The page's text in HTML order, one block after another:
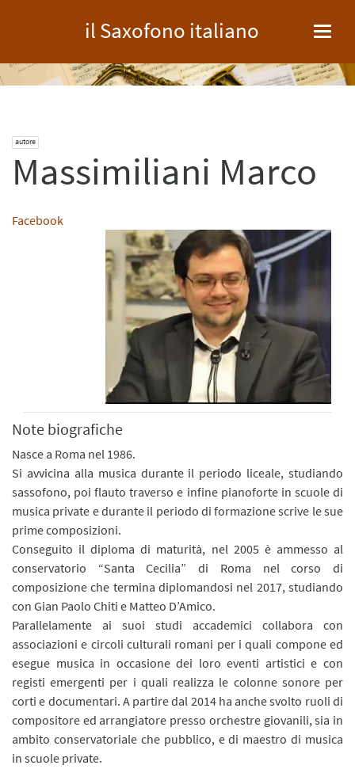
il Saxofono italiano
autore
Massimiliani Marco
Facebook
Note biografiche
Nasce a Roma nel 1986.
Si avvicina alla musica durante il periodo liceale, studiando
sassofono, poi flauto traverso e infine pianoforte in scuole di
musica private e durante il periodo di formazione scrive le sue
prime composizioni.
Conseguito il diploma di maturità, nel 2005 è ammesso al
conservatorio “Santa Cecilia” di Roma nel corso di
composizione che termina diplomandosi nel 2017, studiando
con Gian Paolo Chiti e Matteo D’Amico.
Parallelamente ai suoi studi accademici collabora con
associazioni e circoli culturali romani per i quali compone ed
esegue musica in occasione dei loro eventi artistici e con
registi emergenti per i quali realizza le colonne sonore per
corti e documentari. A partire dal 2014 ha anche svolto ruoli di
compositore ed arrangiatore presso orchestre giovanili, sia in
ambito conservatoriale che pubblico, e di maestro di musica
in scuole private.